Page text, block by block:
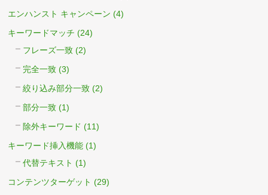
エンハンスト キャンペーン (4)
キーワードマッチ (24)
フレーズ一致 (2)
完全一致 (3)
絞り込み部分一致 (2)
部分一致 (1)
除外キーワード (11)
キーワード挿入機能 (1)
代替テキスト (1)
コンテンツターゲット (29)